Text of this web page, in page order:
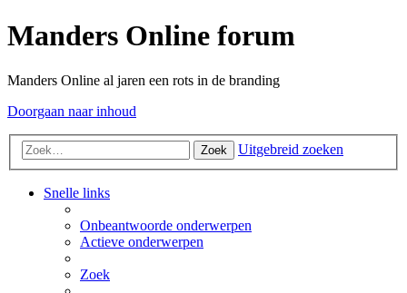
Manders Online forum
Manders Online al jaren een rots in de branding
Doorgaan naar inhoud
Zoek Uitgebreid zoeken
Snelle links
Onbeantwoorde onderwerpen
Actieve onderwerpen
Zoek